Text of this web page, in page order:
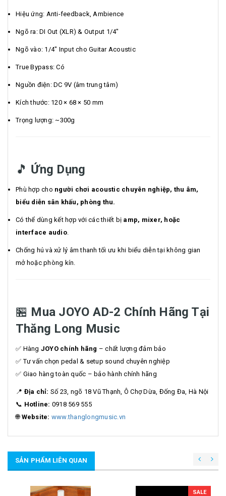
Hiệu ứng: Anti-feedback, Ambience
Ngõ ra: DI Out (XLR) & Output 1/4"
Ngõ vào: 1/4" Input cho Guitar Acoustic
True Bypass: Có
Nguồn điện: DC 9V (âm trung tâm)
Kích thước: 120 × 68 × 50 mm
Trọng lượng: ~300g
🎵 Ứng Dụng
Phù hợp cho người chơi acoustic chuyên nghiệp, thu âm,
biểu diễn sân khấu, phòng thu.
Có thể dùng kết hợp với các thiết bị amp, mixer, hoặc
interface audio.
Chống hú và xử lý âm thanh tối ưu khi biểu diễn tại không gian
mở hoặc phòng kín.
🏪 Mua JOYO AD-2 Chính Hãng Tại
Thăng Long Music
✅ Hàng JOYO chính hãng – chất lượng đảm bảo
✅ Tư vấn chọn pedal & setup sound chuyên nghiệp
✅ Giao hàng toàn quốc – bảo hành chính hãng
📍 Địa chỉ: Số 23, ngõ 18 Vũ Thạnh, Ô Chợ Dừa, Đống Đa, Hà Nội
📞 Hotline: 0918 569 555
🌐 Website: www.thanglongmusic.vn
SẢN PHẨM LIÊN QUAN
SALE